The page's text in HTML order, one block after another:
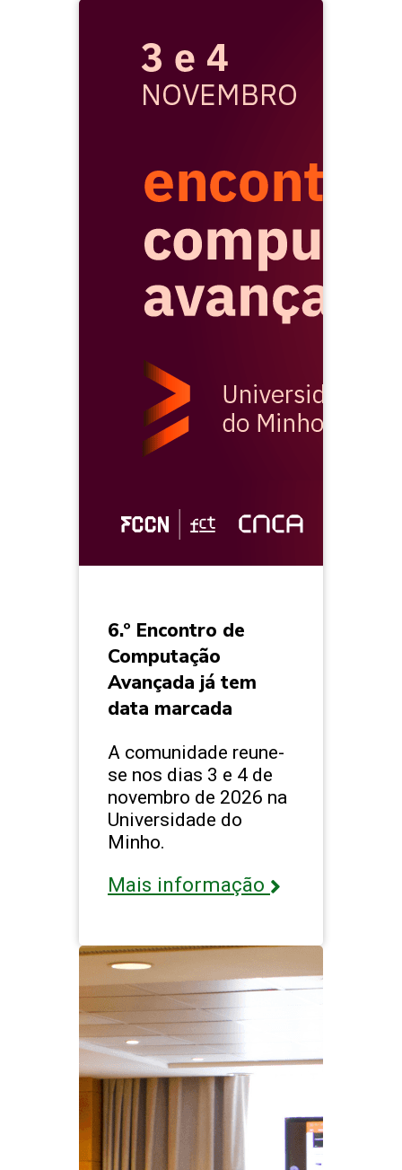
6.º Encontro de
Computação
Avançada já tem
data marcada
A comunidade reune-
se nos dias 3 e 4 de
novembro de 2026 na
Universidade do
Minho.
Mais informação